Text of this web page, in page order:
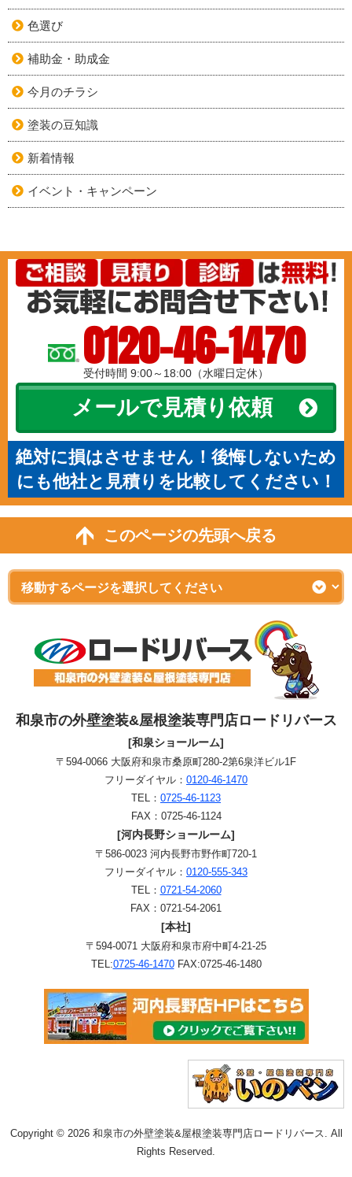
色選び
補助金・助成金
今月のチラシ
塗装の豆知識
新着情報
イベント・キャンペーン
0120-46-1470
受付時間 9:00～18:00（水曜日定休）
メールで見積り依頼
絶対に損はさせません！後悔しないため
にも他社と見積りを比較してください！
このページの先頭へ戻る
和泉市の外壁塗装&屋根塗装専門店ロードリバース
[和泉ショールーム]
〒594-0066 大阪府和泉市桑原町280-2第6泉洋ビル1F
フリーダイヤル： 0120-46-1470
TEL： 0725-46-1123
FAX：0725-46-1124
[河内長野ショールーム]
〒586-0023 河内長野市野作町720-1
フリーダイヤル： 0120-555-343
TEL： 0721-54-2060
FAX：0721-54-2061
[本社]
〒594-0071 大阪府和泉市府中町4-21-25
TEL:0725-46-1470FAX:0725-46-1480
Copyright © 2026 和泉市の外壁塗装&屋根塗装専門店ロードリバース. All
Rights Reserved.